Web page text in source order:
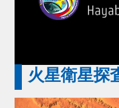
火星衛星探